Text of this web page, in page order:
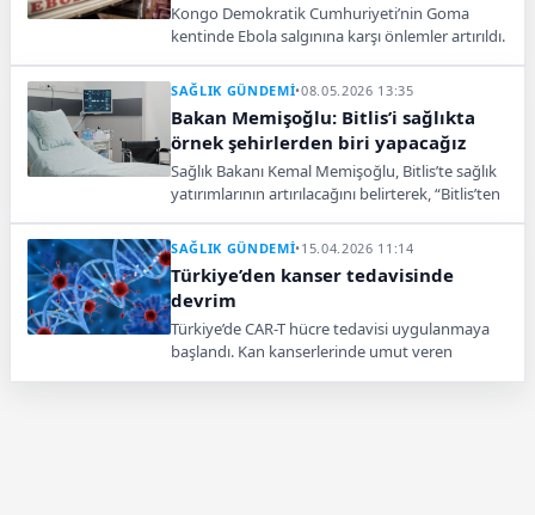
Kongo Demokratik Cumhuriyeti’nin Goma
kentinde Ebola salgınına karşı önlemler artırıldı.
SAĞLIK GÜNDEMİ•08.05.2026 13:35
Bakan Memişoğlu: Bitlis’i sağlıkta
örnek şehirlerden biri yapacağız
Sağlık Bakanı Kemal Memişoğlu, Bitlis’te sağlık
yatırımlarının artırılacağını belirterek, “Bitlis’ten
şekilde bütün planlamalarımızı yapacağız” dedi.
SAĞLIK GÜNDEMİ•15.04.2026 11:14
Türkiye’den kanser tedavisinde
devrim
Türkiye’de CAR-T hücre tedavisi uygulanmaya
başlandı. Kan kanserlerinde umut veren